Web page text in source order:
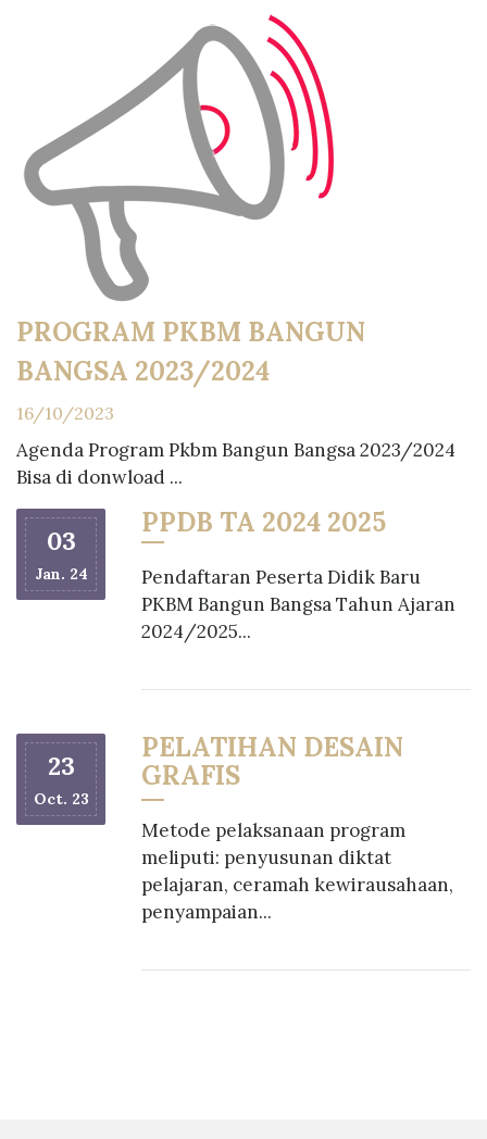
PROGRAM PKBM BANGUN
BANGSA 2023/2024
16/10/2023
Agenda Program Pkbm Bangun Bangsa 2023/2024
Bisa di donwload ...
03
Jan. 24
PPDB TA 2024 2025
Pendaftaran Peserta Didik Baru
PKBM Bangun Bangsa Tahun Ajaran
2024/2025...
23
Oct. 23
PELATIHAN DESAIN
GRAFIS
Metode pelaksanaan program
meliputi: penyusunan diktat
pelajaran, ceramah kewirausahaan,
penyampaian...